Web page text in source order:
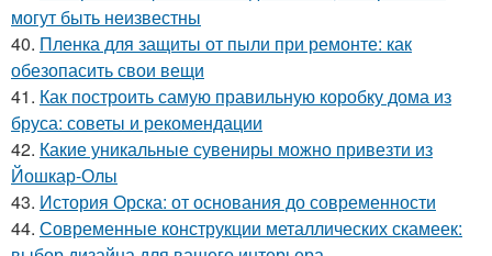
могут быть неизвестны
40. Пленка для защиты от пыли при ремонте: как
обезопасить свои вещи
41. Как построить самую правильную коробку дома из
бруса: советы и рекомендации
42. Какие уникальные сувениры можно привезти из
Йошкар-Олы
43. История Орска: от основания до современности
44. Современные конструкции металлических скамеек: